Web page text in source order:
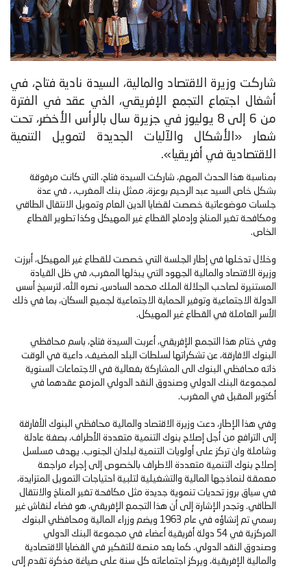
شاركت وزيرة الاقتصاد والمالية، السيدة نادية فتاح، في
أشغال اجتماع التجمع الإفريقي، الذي عقد في الفترة
من 6 إلى 8 يوليوز في جزيرة سال بالرأس الأخضر، تحت
شعار «الأشكال والآليات الجديدة لتمويل التنمية
الاقتصادية في أفريقيا».
بمناسبة هذا الحدث المهم، شاركت السيدة فتاح، التي كانت مرفوقة
بشكل خاص السيد عبد الرحيم بوعزة، ممثل بنك المغرب، ، في عدة
جلسات موضوعاتية خصصت لقضايا الدين العام وتمويل الانتقال الطاقي
ومكافحة تغير المناخ وإدماج القطاع غير المهيكل وكذا تطوير القطاع
الخاص.
وخلال تدخلها في إطار الجلسة التي خصصت للقطاع غير المهيكل، أبرزت
وزيرة الاقتصاد والمالية الجهود التي يبذلها المغرب، في ظل القيادة
المستنيرة لصاحب الجلالة الملك محمد السادس، نصره الله، لترسيخ أسس
الدولة الاجتماعية وتوفير الحماية الاجتماعية لجميع السكان، بما في ذلك
الأسر العاملة في القطاع غير المهيكل.
وفي ختام هذا التجمع الإفريقي، أعربت السيدة فتاح، باسم محافظي
البنوك الافارقة، عن تشكراتها لسلطات البلد المضيف، داعية في الوقت
ذاته محافظي البنوك الى المشاركة بفعالية في الاجتماعات السنوية
لمجموعة البنك الدولي وصندوق النقد الدولي المزمع عقدهما في
أكتوبر المقبل في المغرب.
وفي هذا الإطار، دعت وزيرة الاقتصاد والمالية محافظي البنوك الأفارقة
إلى الترافع من أجل إصلاح بنوك التنمية متعددة الأطراف، بصفة عادلة
وشاملة وان تركز على أولويات التنمية لبلدان الجنوب. يهدف مسلسل
إصلاح بنوك التنمية متعددة الاطراف بالخصوص إلى إجراء مراجعة
معمقة لنماذجها المالية والتشغيلية لتلبية احتياجات التمويل المتزايدة،
في سياق بروز تحديات تنموية جديدة مثل مكافحة تغير المناخ والانتقال
الطاقي. وتجدر الإشارة إلى أن هذا التجمع الإفريقي، هو فضاء لنقاش غير
رسمي تم إنشاؤه في عام 1963 ويضم وزراء المالية ومحافظي البنوك
المركزية في 54 دولة أفريقية أعضاء في مجموعة البنك الدولي
وصندوق النقد الدولي. كما يعد منصة للتفكير في القضايا الاقتصادية
والمالية الإفريقية، ويركز اجتماعاته كل سنة على صياغة مذكرة تقدم إلى